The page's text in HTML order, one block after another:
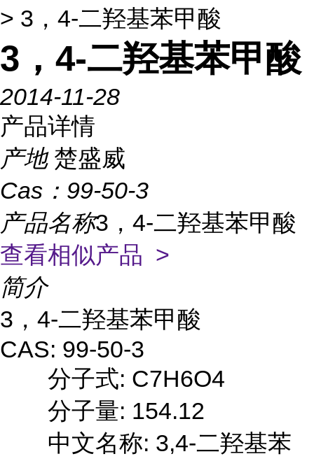
> 3，4-二羟基苯甲酸
3，4-二羟基苯甲酸
2014-11-28
产品详情
产地 楚盛威
Cas： 99-50-3
产品名称3，4-二羟基苯甲酸
查看相似产品 >
简介
3，4-二羟基苯甲酸
CAS: 99-50-3
分子式: C7H6O4
分子量: 154.12
中文名称: 3,4-二羟基苯